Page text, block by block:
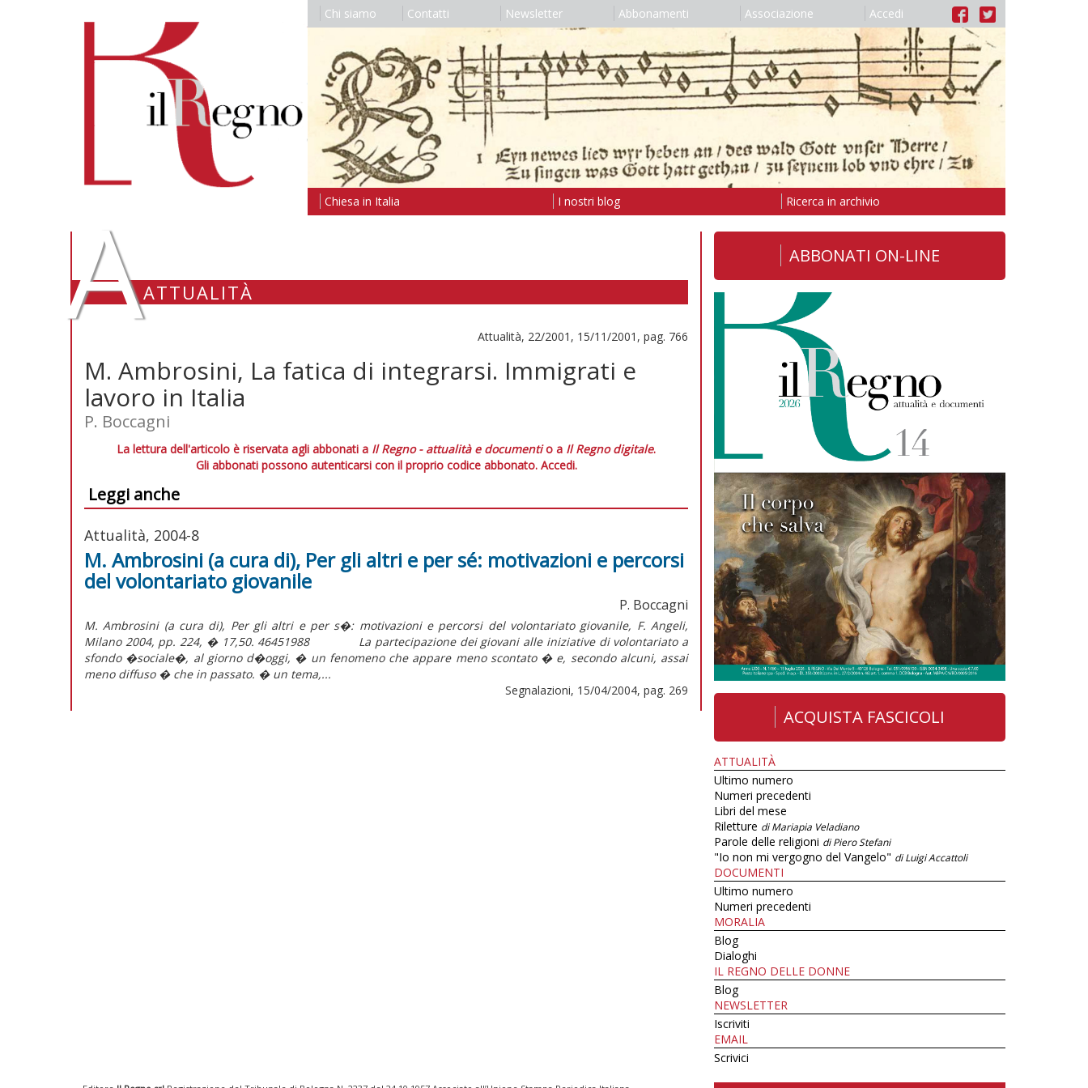
Chi siamo Contatti Newsletter Abbonamenti Associazione Accedi
Chiesa in Italia I nostri blog Ricerca in archivio
AATTUALITÀ
Attualità, 22/2001, 15/11/2001, pag. 766
M. Ambrosini, La fatica di integrarsi. Immigrati e
lavoro in Italia
P. Boccagni
La lettura dell'articolo è riservata agli abbonati a Il Regno - attualità e documentio a Il Regno digitale.
Gli abbonati possono autenticarsi con il proprio codice abbonato. Accedi.
Leggi anche
Attualità, 2004-8
M. Ambrosini (a cura di), Per gli altri e per sé: motivazioni e percorsi
del volontariato giovanile
P. Boccagni
M. Ambrosini (a cura di), Per gli altri e per s�: motivazioni e percorsi del volontariato giovanile, F. Angeli,
Milano 2004, pp. 224, � 17,50. 46451988 La partecipazione dei giovani alle iniziative di volontariato a
sfondo �sociale�, al giorno d�oggi, � un fenomeno che appare meno scontato � e, secondo alcuni, assai
meno diffuso � che in passato. � un tema,...
Segnalazioni, 15/04/2004, pag. 269
ABBONATI ON-LINE
ACQUISTA FASCICOLI
ATTUALITÀ
Ultimo numero
Numeri precedenti
Libri del mese
Riletture di Mariapia Veladiano
Parole delle religioni di Piero Stefani
"Io non mi vergogno del Vangelo" di Luigi Accattoli
DOCUMENTI
Ultimo numero
Numeri precedenti
MORALIA
Blog
Dialoghi
IL REGNO DELLE DONNE
Blog
NEWSLETTER
Iscriviti
EMAIL
Scrivici